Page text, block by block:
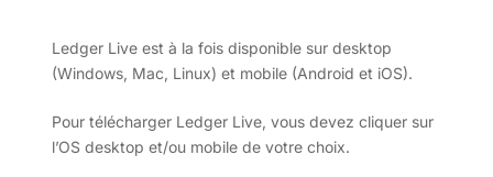
Ledger Live est à la fois disponible sur desktop
(Windows, Mac, Linux) et mobile (Android et iOS).
Pour télécharger Ledger Live, vous devez cliquer sur
l’OS desktop et/ou mobile de votre choix.